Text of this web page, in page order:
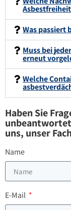
Was passiert
Muss bei
erneut
Welche
Haben Sie
unbeantwortet
uns, unser
Name
E-Mail